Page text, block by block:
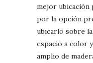
mejor ubicación
por la opción
ubicarlo sobre
espacio a color
amplio de